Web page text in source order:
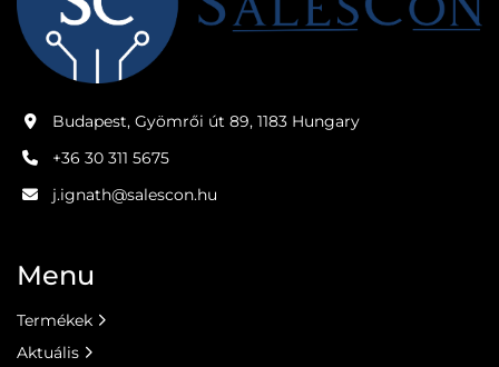
Budapest, Gyömrői út 89, 1183 Hungary
+36 30 311 5675
j.ignath@salescon.hu
Menu
Termékek
Aktuális